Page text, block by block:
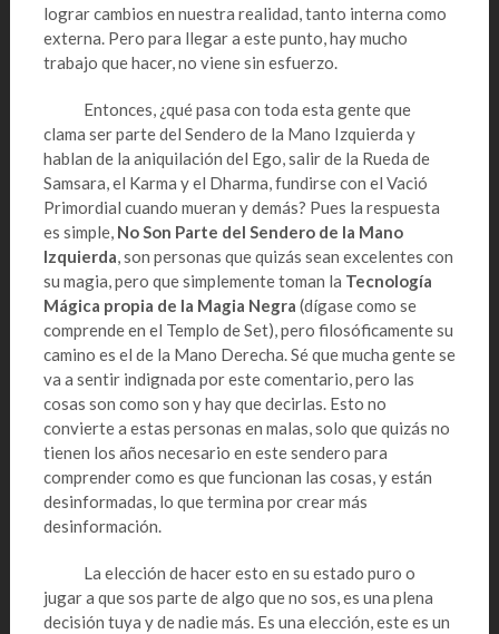
lograr cambios en nuestra realidad, tanto interna como
externa. Pero para llegar a este punto, hay mucho
trabajo que hacer, no viene sin esfuerzo.
Entonces, ¿qué pasa con toda esta gente que
clama ser parte del Sendero de la Mano Izquierda y
hablan de la aniquilación del Ego, salir de la Rueda de
Samsara, el Karma y el Dharma, fundirse con el Vació
Primordial cuando mueran y demás? Pues la respuesta
es simple, NoSon Parte del Sendero de la Mano
Izquierda, son personas que quizás sean excelentes con
su magia, pero que simplemente toman la Tecnología
Mágica propia de la Magia Negra (dígase como se
comprende en el Templo de Set), pero filosóficamente su
camino es el de la Mano Derecha. Sé que mucha gente se
va a sentir indignada por este comentario, pero las
cosas son como son y hay que decirlas. Esto no
convierte a estas personas en malas, solo que quizás no
tienen los años necesario en este sendero para
comprender como es que funcionan las cosas, y están
desinformadas, lo que termina por crear más
desinformación.
La elección de hacer esto en su estado puro o
jugar a que sos parte de algo que no sos, es una plena
decisión tuya y de nadie más. Es una elección, este es un